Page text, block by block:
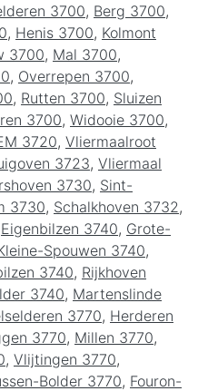
3700, Berg 3700,
, Henis 3700, Kolmont
3700, Mal 3700,
, Overrepen 3700,
, Rutten 3700, Sluizen
3700, Widooie 3700,
3720, Vliermaalroot
3723, Vliermaal
3730, Sint-
3730, Schalkhoven 3732 ,
Eigenbilzen 3740, Grote-
Spouwen 3740,
3740, Rijkhoven
3740, Martenslinde
3770, Herderen
3770, Millen 3770,
, Vlijtingen 3770,
Bolder 3770, Fouron-